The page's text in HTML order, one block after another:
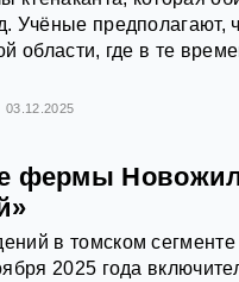
Учёные предполагают,
области, где в те
03.12.2025
фермы
в томском сегменте
2025 года